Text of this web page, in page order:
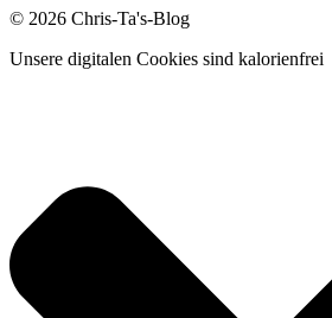
© 2026 Chris-Ta's-Blog
Unsere digitalen Cookies sind kalorienfrei